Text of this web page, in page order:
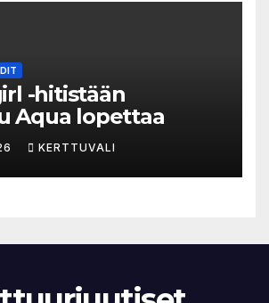
-hitistään
Aqua lopettaa
KERTTUVALI